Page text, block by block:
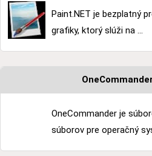
Paint.NET je bezplatný
grafiky, ktorý slúži na ...
OneCommander je
súborov pre operačný